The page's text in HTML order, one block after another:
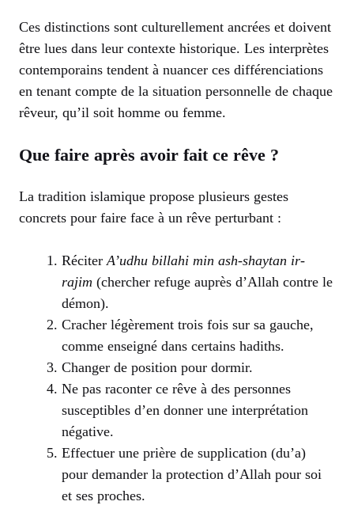
Ces distinctions sont culturellement ancrées et doivent
être lues dans leur contexte historique. Les interprètes
contemporains tendent à nuancer ces différenciations
en tenant compte de la situation personnelle de chaque
rêveur, qu’il soit homme ou femme.
Que faire après avoir fait ce rêve ?
La tradition islamique propose plusieurs gestes
concrets pour faire face à un rêve perturbant :
Réciter A’udhu billahi min ash-shaytan ir-
rajim (chercher refuge auprès d’Allah contre le
démon).
Cracher légèrement trois fois sur sa gauche,
comme enseigné dans certains hadiths.
Changer de position pour dormir.
Ne pas raconter ce rêve à des personnes
susceptibles d’en donner une interprétation
négative.
Effectuer une prière de supplication (du’a)
pour demander la protection d’Allah pour soi
et ses proches.